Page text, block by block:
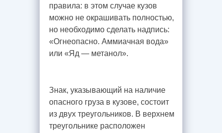
правила: в этом случае кузов
можно не окрашивать полностью,
но необходимо сделать надпись:
«Огнеопасно. Аммиачная вода»
или «Яд — метанол».
Знак, указывающий на наличие
опасного груза в кузове, состоит
из двух треугольников. В верхнем
треугольнике расположен